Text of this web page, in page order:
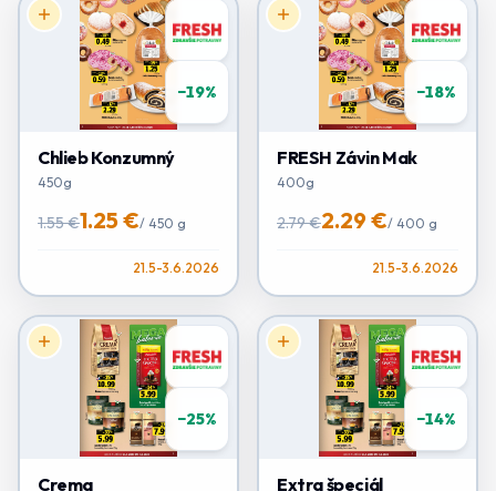
−19%
Chlieb Konzumný
450g
1.55 €1.25 €/ 450 g
21.5-3.6.2026
−18%
FRESH Závin Mak
400g
2.79 €2.29 €/ 400 g
21.5-3.6.2026
−25%
Crema
−14%
Extra špeciál